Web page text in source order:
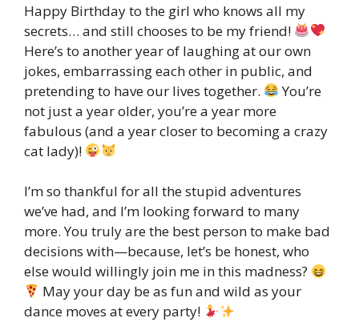
Happy Birthday to the girl who knows all my
secrets… and still chooses to be my friend!
Here’s to another year of laughing at our own
jokes, embarrassing each other in public, and
pretending to have our lives together.
You’re
not just a year older, you’re a year more
fabulous (and a year closer to becoming a crazy
cat lady)!
I’m so thankful for all the stupid adventures
we’ve had, and I’m looking forward to many
more. You truly are the best person to make bad
decisions with—because, let’s be honest, who
else would willingly join me in this madness?
May your day be as fun and wild as your
dance moves at every party!